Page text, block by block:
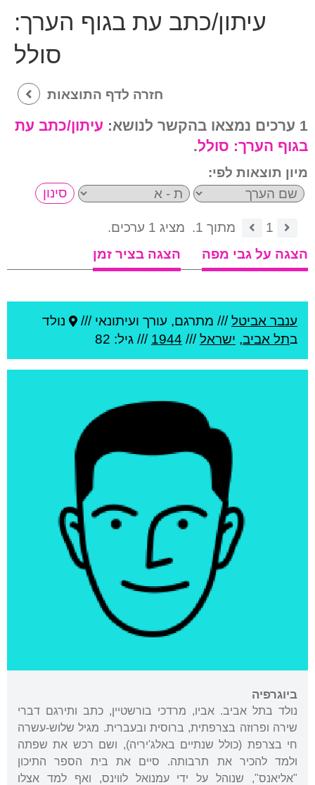
עיתון/כתב עת בגוף הערך:
סולל
חזרה לדף התוצאות
1 ערכים נמצאו בהקשר לנושא:
עיתון/כתב עת
בגוף הערך: סולל.
מיון תוצאות לפי:
1 מתוך 1.
מציג 1 ערכים.
הצגה על גבי מפה
הצגה בציר זמן
ענבר אביטל/// מתרגם, עורך ועיתונאי ///
נולד
בתל אביב, ישראל///
1944 /// גיל: 82
ביוגרפיה
נולד בתל אביב. אביו, מרדכי בורשטיין, כתב ותירגם דברי
שירה ופרוזה בצרפתית, ברוסית ובעברית. מגיל שלוש-עשרה
חי בצרפת (כולל שנתיים באלג'יריה), ושם רכש את שפתה
ולמד להכיר את תרבותה. סיים את בית הספר התיכון
"אליאנס", שנוהל על ידי עמנואל לווינס, ואף למד אצלו